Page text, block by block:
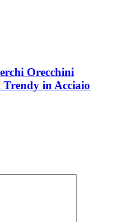
Orecchini
in Acciaio